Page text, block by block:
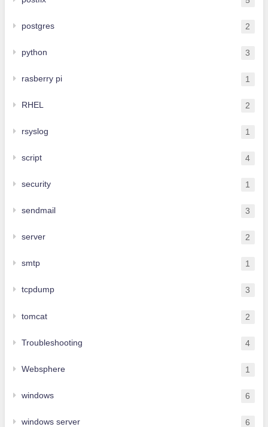
postgres 2
python 3
rasberry pi 1
RHEL 2
rsyslog 1
script 4
security 1
sendmail 3
server 2
smtp 1
tcpdump 3
tomcat 2
Troubleshooting 4
Websphere 1
windows 6
windows server 6